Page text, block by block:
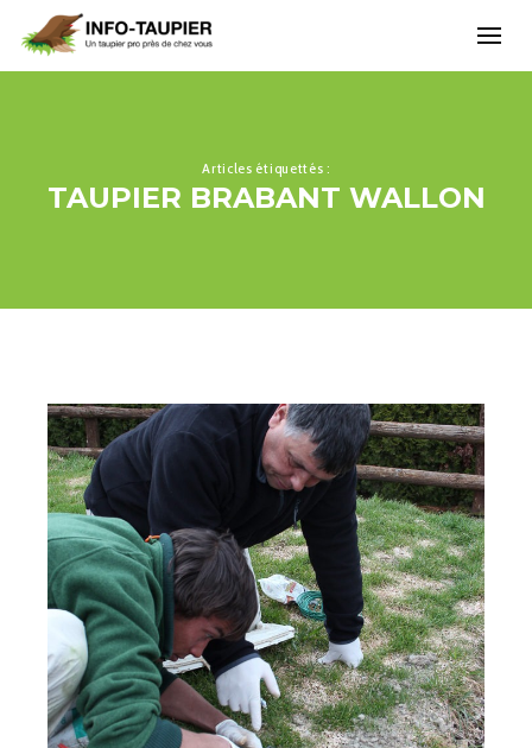
Articles étiquettés :
TAUPIER BRABANT WALLON